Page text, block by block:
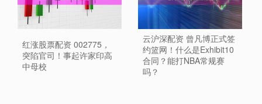
红涨股票配资 002775，
突陷官司！事起许家印高
中母校
云沪深配资 曾凡博正式签
约篮网！什么是Exhibit10
合同？能打NBA常规赛
吗？